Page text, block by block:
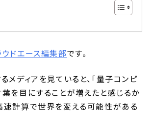
ウドエース編集部です。
メディアを見ていると、「量子コンピ
葉を目にすることが増えたと感じるか
速計算で世界を変える可能性がある